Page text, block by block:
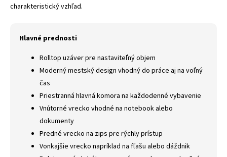
charakteristický vzhľad.
Hlavné prednosti
Rolltop uzáver pre nastaviteľný objem
Moderný mestský design vhodný do práce aj na voľný
čas
Priestranná hlavná komora na každodenné vybavenie
Vnútorné vrecko vhodné na notebook alebo
dokumenty
Predné vrecko na zips pre rýchly prístup
Vonkajšie vrecko napríklad na fľašu alebo dáždnik